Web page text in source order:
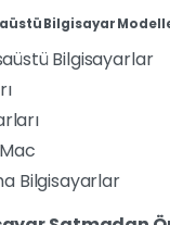
Bilgisayar
Bilgisayarlar
Bilgisayarlar